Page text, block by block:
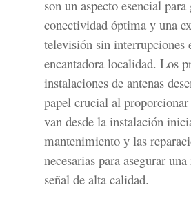
son un aspecto esencial
conectividad óptima y una
televisión sin interrupciones
encantadora localidad. Los
instalaciones de antenas
papel crucial al
van desde la instalación
mantenimiento y las
necesarias para asegurar
señal de alta calidad.